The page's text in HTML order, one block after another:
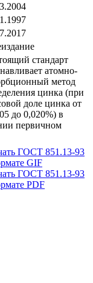
стандарт
атомно-
метод
цинка (при
доле цинка от
до 0,020%) в
первичном
ГОСТ 851.13-93
GIF
ГОСТ 851.13-93
PDF